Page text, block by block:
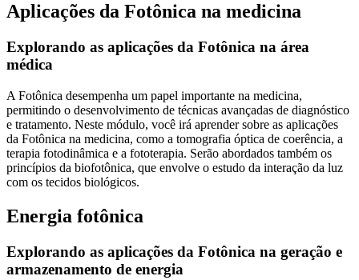
Aplicações da Fotônica na medicina
Explorando as aplicações da Fotônica na área
médica
A Fotônica desempenha um papel importante na medicina,
permitindo o desenvolvimento de técnicas avançadas de diagnóstico
e tratamento. Neste módulo, você irá aprender sobre as aplicações
da Fotônica na medicina, como a tomografia óptica de coerência, a
terapia fotodinâmica e a fototerapia. Serão abordados também os
princípios da biofotônica, que envolve o estudo da interação da luz
com os tecidos biológicos.
Energia fotônica
Explorando as aplicações da Fotônica na geração e
armazenamento de energia